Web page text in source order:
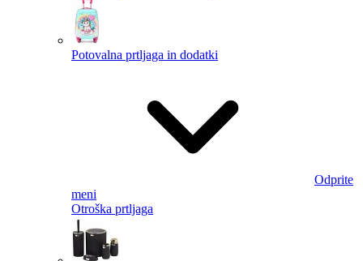
Potovalna prtljaga in dodatki
Odprite
meni
Otroška prtljaga